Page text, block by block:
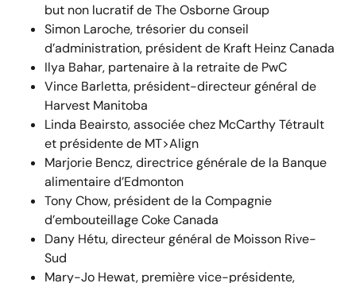
but non lucratif de The Osborne Group
Simon Laroche, trésorier du conseil
d’administration, président de Kraft Heinz Canada
Ilya Bahar, partenaire à la retraite de PwC
Vince Barletta, président-directeur général de
Harvest Manitoba
Linda Beairsto, associée chez McCarthy Tétrault
et présidente de MT>Align
Marjorie Bencz, directrice générale de la Banque
alimentaire d’Edmonton
Tony Chow, président de la Compagnie
d’embouteillage Coke Canada
Dany Hétu, directeur général de Moisson Rive-
Sud
Mary-Jo Hewat, première vice-présidente,